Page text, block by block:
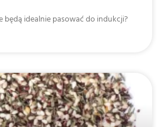
będą idealnie pasować do indukcji?